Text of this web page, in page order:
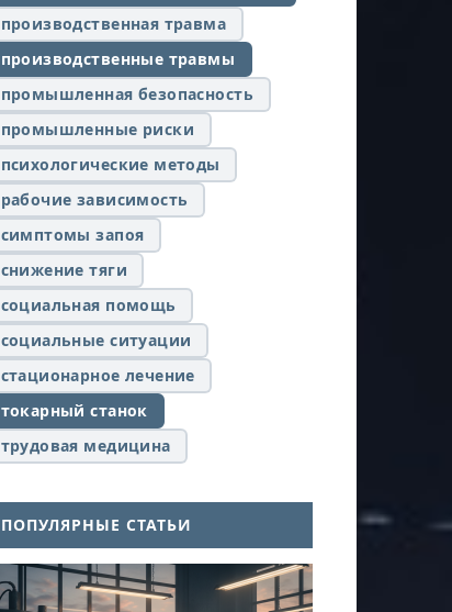
производственная травма
производственные травмы
промышленная безопасность
промышленные риски
психологические методы
рабочие зависимость
симптомы запоя
снижение тяги
социальная помощь
социальные ситуации
стационарное лечение
токарный станок
трудовая медицина
ПОПУЛЯРНЫЕ СТАТЬИ